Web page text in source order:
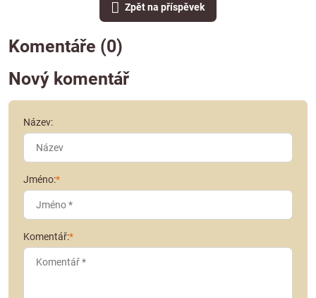
Zpět na příspěvek
Komentáře (0)
Nový komentář
Název:
Jméno:*
Komentář:*